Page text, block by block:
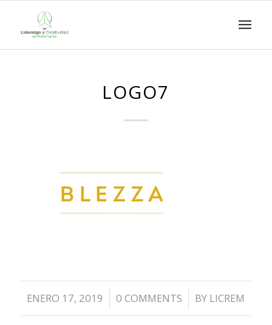
LOGO7
ENERO 17, 2019
/ 0 COMMENTS
/ BY LICREM